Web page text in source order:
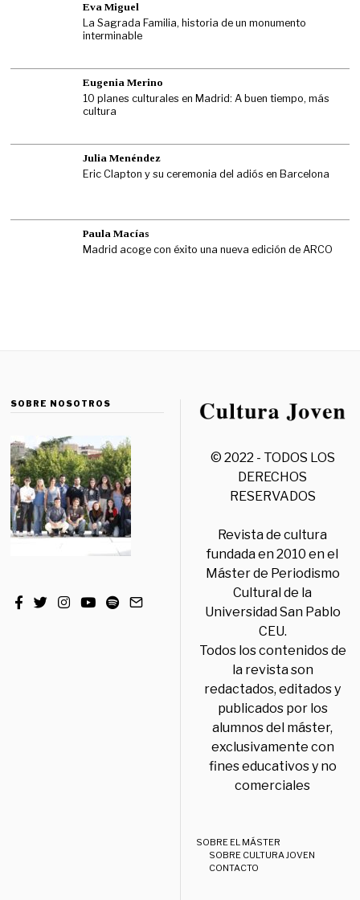
Eva Miguel
La Sagrada Familia, historia de un monumento
interminable
Eugenia Merino
10 planes culturales en Madrid: A buen tiempo, más
cultura
Julia Menéndez
Eric Clapton y su ceremonia del adiós en Barcelona
Paula Macías
Madrid acoge con éxito una nueva edición de ARCO
SOBRE NOSOTROS
© 2022 - TODOS LOS
DERECHOS
RESERVADOS
Revista de cultura
fundada en 2010 en el
Máster de Periodismo
Cultural de la
Universidad San Pablo
CEU.
Todos los contenidos de
la revista son
redactados, editados y
publicados por los
alumnos del máster,
exclusivamente con
fines educativos y no
comerciales
SOBRE EL MÁSTER
SOBRE CULTURA JOVEN
CONTACTO